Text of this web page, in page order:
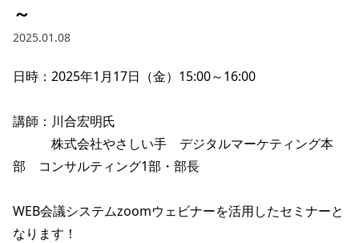
～
2025.01.08
日時：2025年1月17日（金）15:00～16:00
講師：川合宏明氏
株式会社やさしい手　デジタルマーケティング本
部　コンサルティング1部・部長
WEB会議システムzoomウェビナーを活用したセミナーと
なります！